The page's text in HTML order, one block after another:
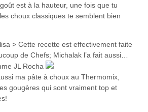
est à la hauteur, une fois que tu
choux classiques te semblent bien
> Cette recette est effectivement faite
de Chefs; Michalak l’a fait aussi…
JL Rocha
ma pâte à choux au Thermomix,
gougères qui sont vraiment top et